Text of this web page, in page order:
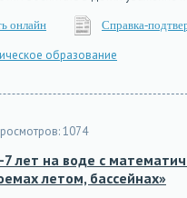
онлайн Справка-
образование
1074
лет на воде с
летом, бассейнах»